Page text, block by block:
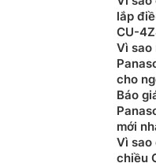
lắp
CU-
Vì sao
cho
Báo
mới
Vì sao
chiều